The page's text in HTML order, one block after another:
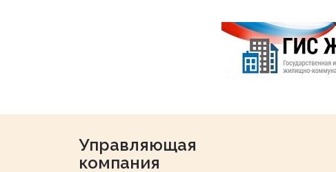
Управляющая
компания